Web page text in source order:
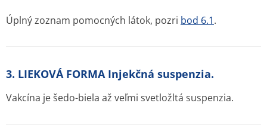
Úplný zoznam pomocných látok, pozri bod 6.1.
3. LIEKOVÁ FORMA Injekčná suspenzia.
Vakcína je šedo-biela až veľmi svetložltá suspenzia.